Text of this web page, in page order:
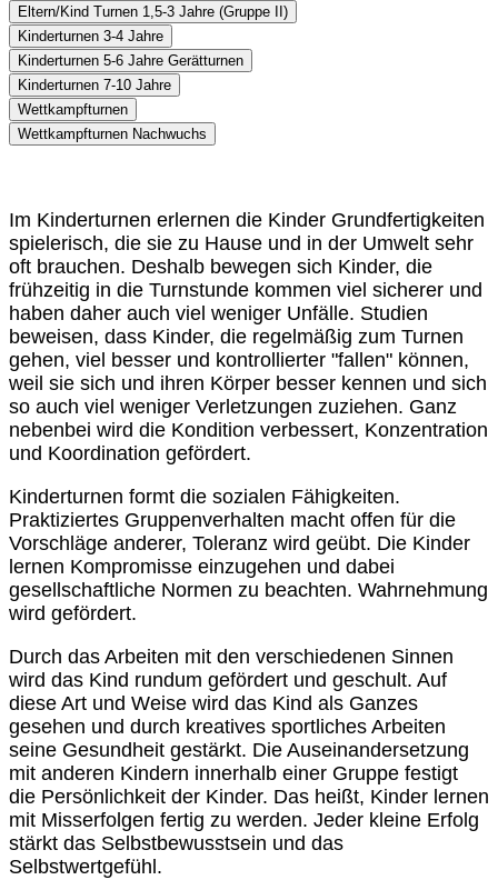
Eltern/Kind Turnen 1,5-3 Jahre (Gruppe II)
Kinderturnen 3-4 Jahre
Kinderturnen 5-6 Jahre Gerätturnen
Kinderturnen 7-10 Jahre
Wettkampfturnen
Wettkampfturnen Nachwuchs
Im Kinderturnen erlernen die Kinder Grundfertigkeiten
spielerisch, die sie zu Hause und in der Umwelt sehr
oft brauchen. Deshalb bewegen sich Kinder, die
frühzeitig in die Turnstunde kommen viel sicherer und
haben daher auch viel weniger Unfälle. Studien
beweisen, dass Kinder, die regelmäßig zum Turnen
gehen, viel besser und kontrollierter "fallen" können,
weil sie sich und ihren Körper besser kennen und sich
so auch viel weniger Verletzungen zuziehen. Ganz
nebenbei wird die Kondition verbessert, Konzentration
und Koordination gefördert.
Kinderturnen formt die sozialen Fähigkeiten.
Praktiziertes Gruppenverhalten macht offen für die
Vorschläge anderer, Toleranz wird geübt. Die Kinder
lernen Kompromisse einzugehen und dabei
gesellschaftliche Normen zu beachten. Wahrnehmung
wird gefördert.
Durch das Arbeiten mit den verschiedenen Sinnen
wird das Kind rundum gefördert und geschult. Auf
diese Art und Weise wird das Kind als Ganzes
gesehen und durch kreatives sportliches Arbeiten
seine Gesundheit gestärkt. Die Auseinandersetzung
mit anderen Kindern innerhalb einer Gruppe festigt
die Persönlichkeit der Kinder. Das heißt, Kinder lernen
mit Misserfolgen fertig zu werden. Jeder kleine Erfolg
stärkt das Selbstbewusstsein und das
Selbstwertgefühl.